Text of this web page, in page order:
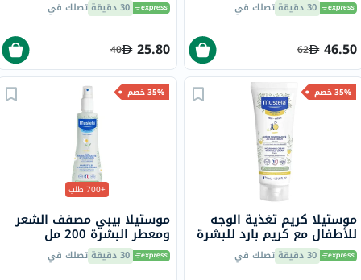
إلى 4 سنوات 30 مل 30 دقيقة تصلك في
46.50
62
30 دقيقة تصلك في
25.80
40
35% خصم
موستيلا كريم تغذية الوجه
للأطفال مع كريم بارد للبشرة
الجافة 40 مل30 دقيقة تصلك في
35% خصم
+700 طلب
موستيلا بيبي مصفف الشعر
ومعطر البشرة 200 مل
30 دقيقة تصلك في